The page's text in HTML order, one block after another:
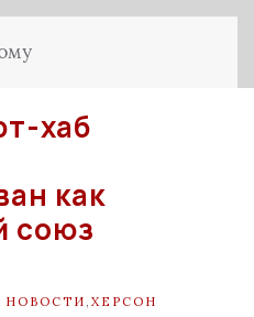
хаб
как
союз
НОВОСТИ ХЕРСОН